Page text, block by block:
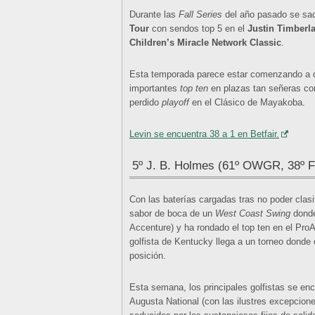
Durante las Fall Series del año pasado se
Tour con sendos top 5 en el Justin
Children’s Miracle Network Classic.
Esta temporada parece estar comenzando
importantes top ten en plazas tan señeras
perdido playoff en el Clásico de Mayakoba.
Levin se encuentra 38 a 1 en Betfair.
5º J. B. Holmes (61º OWGR, 38º
Con las baterías cargadas tras no poder
sabor de boca de un West Coast Swing
Accenture) y ha rondado el top ten en el
golfista de Kentucky llega a un torneo
posición.
Esta semana, los principales golfistas se
Augusta National (con las ilustres